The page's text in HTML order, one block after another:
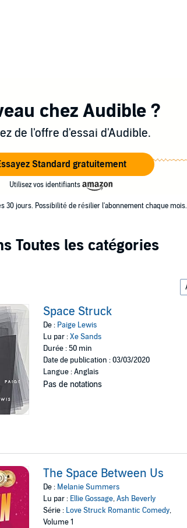
chez Audible ?
de l'offre d'essai d'Audible.
Standard gratuitement
Utilisez vos identifiants
30 jours. Possibilité de résilier l'abonnement chaque mois.
Toutes les catégories
Space Struck
De : Paige Lewis
Lu par :Xe Sands
Durée : 50 min
Date de publication : 03/03/2020
Langue : Anglais
Pas de notations
The Space Between Us
De : Melanie Summers
Lu par : Ellie Gossage,Ash Beverly
Série : Love Struck Romantic Comedy,
Volume 1